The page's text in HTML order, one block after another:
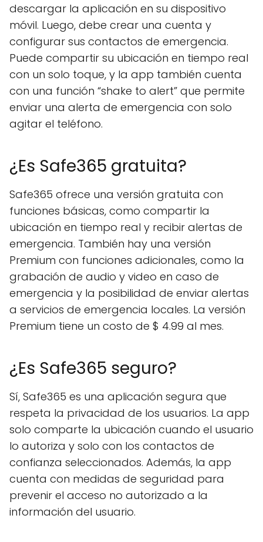
descargar la aplicación en su dispositivo
móvil. Luego, debe crear una cuenta y
configurar sus contactos de emergencia.
Puede compartir su ubicación en tiempo real
con un solo toque, y la app también cuenta
con una función “shake to alert” que permite
enviar una alerta de emergencia con solo
agitar el teléfono.
¿Es Safe365 gratuita?
Safe365 ofrece una versión gratuita con
funciones básicas, como compartir la
ubicación en tiempo real y recibir alertas de
emergencia. También hay una versión
Premium con funciones adicionales, como la
grabación de audio y video en caso de
emergencia y la posibilidad de enviar alertas
a servicios de emergencia locales. La versión
Premium tiene un costo de $ 4.99 al mes.
¿Es Safe365 seguro?
Sí, Safe365 es una aplicación segura que
respeta la privacidad de los usuarios. La app
solo comparte la ubicación cuando el usuario
lo autoriza y solo con los contactos de
confianza seleccionados. Además, la app
cuenta con medidas de seguridad para
prevenir el acceso no autorizado a la
información del usuario.